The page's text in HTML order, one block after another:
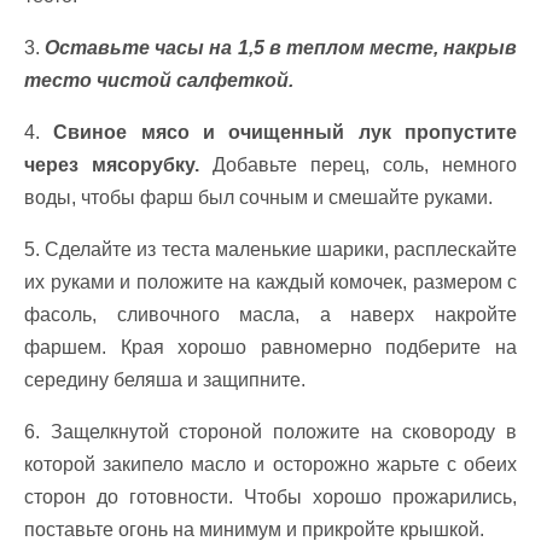
3.Оставьте часы на 1,5 в теплом месте, накрыв
тесто чистой салфеткой.
4.Свиное мясо и очищенный лук пропустите
через мясорубку. Добавьте перец, соль, немного
воды, чтобы фарш был сочным и смешайте руками.
5. Сделайте из теста маленькие шарики, расплескайте
их руками и положите на каждый комочек, размером с
фасоль, сливочного масла, а наверх накройте
фаршем. Края хорошо равномерно подберите на
середину беляша и защипните.
6. Защелкнутой стороной положите на сковороду в
которой закипело масло и осторожно жарьте с обеих
сторон до готовности. Чтобы хорошо прожарились,
поставьте огонь на минимум и прикройте крышкой.